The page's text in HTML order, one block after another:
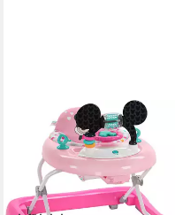
BRIGHT STARTS
Lauflernhilfe MINNIE MOUSE
Tiny Trek™ Walker, Forever
Besties™, 2-in-1 Walker, mit
Licht und Sound